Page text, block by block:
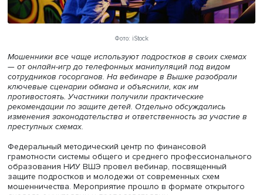
Фото: iStock
Мошенники все чаще используют подростков в своих
— от онлайн-игр до телефонных манипуляций под
сотрудников госорганов. На вебинаре в Вышке
ключевые сценарии обмана и объяснили, как им
противостоять. Участники получили практические
рекомендации по защите детей. Отдельно обсуждались
изменения законодательства и ответственность за
преступных схемах.